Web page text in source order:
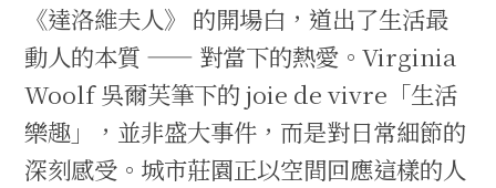
《達洛維夫人》 的開場白，道出了生活最
動人的本質 —— 對當下的熱愛。Virginia
Woolf 吳爾芙筆下的 joie de vivre「生活
樂趣」，並非盛大事件，而是對日常細節的
深刻感受。城市莊園正以空間回應這樣的人